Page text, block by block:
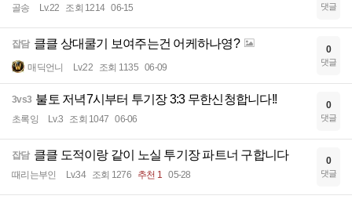
골송 Lv.22 조회 1214 06-15 댓글
잡담 클클 상대쿨기 보여주는건 어케하나영?
매딕언니 Lv.22 조회 1135 06-09
0
댓글
3vs3 불토 저녁7시부터 투기장 3:3 무한신청합니다!!
초록잉 Lv.3 조회 1047 06-06
0
댓글
잡담 클클 도적이랑 같이 노실 투기장 파트너 구합니다
때리는부인 Lv.34 조회 1276 추천 1 05-28
0
댓글